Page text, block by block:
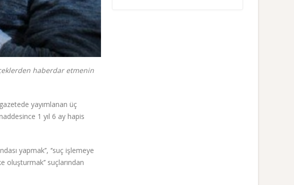
haberdar etmenin
yayımlanan üç
1 yıl 6 ay hapis
yapmak’’, ‘’suç işlemeye
oluşturmak’’ suçlarından